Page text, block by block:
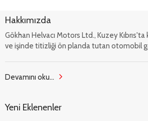
Hakkımızda
Gökhan Helvacı Motors Ltd., Kuzey
ve işinde titizliği ön planda tutan otomobil
Devamını oku...
Yeni Eklenenler